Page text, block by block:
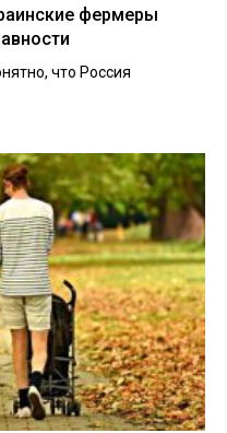
фермеры
что Россия